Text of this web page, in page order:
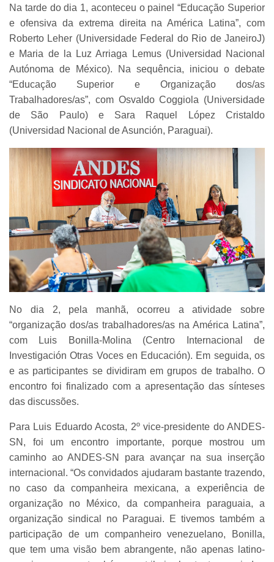
Na tarde do dia 1, aconteceu o painel “Educação Superior
e ofensiva da extrema direita na América Latina”, com
Roberto Leher (Universidade Federal do Rio de JaneiroJ)
e Maria de la Luz Arriaga Lemus (Universidad Nacional
Autónoma de México). Na sequência, iniciou o debate
“Educação Superior e Organização dos/as
Trabalhadores/as”, com Osvaldo Coggiola (Universidade
de São Paulo) e Sara Raquel López Cristaldo
(Universidad Nacional de Asunción, Paraguai).
No dia 2, pela manhã, ocorreu a atividade sobre
“organização dos/as trabalhadores/as na América Latina”,
com Luis Bonilla-Molina (Centro Internacional de
Investigación Otras Voces en Educación). Em seguida, os
e as participantes se dividiram em grupos de trabalho. O
encontro foi finalizado com a apresentação das sínteses
das discussões.
Para Luis Eduardo Acosta, 2º vice-presidente do ANDES-
SN, foi um encontro importante, porque mostrou um
caminho ao ANDES-SN para avançar na sua inserção
internacional. “Os convidados ajudaram bastante trazendo,
no caso da companheira mexicana, a experiência de
organização no México, da companheira paraguaia, a
organização sindical no Paraguai. E tivemos também a
participação de um companheiro venezuelano, Bonilla,
que tem uma visão bem abrangente, não apenas latino-